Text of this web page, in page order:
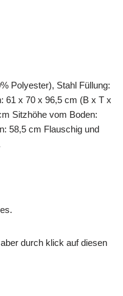
Polyester), Stahl Füllung:
61 x 70 x 96,5 cm (B x T x
Sitzhöhe vom Boden:
58,5 cm Flauschig und
durch klick auf diesen